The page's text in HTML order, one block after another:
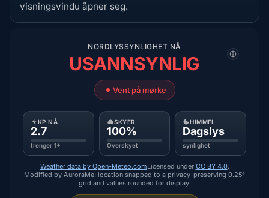
visningsvindu åpner seg.
NORDLYSSYNLIGHET NÅ
USANNSYNLIG
Vent på mørke
KP NÅ
2.7
trenger 1+
SKYER
100%
Overskyet
HIMMEL
Dagslys
synlighet
Weather data by Open-Meteo.comLicensed under CC BY 4.0.
Modified by AuroraMe: location snapped to a privacy-preserving 0.25°
grid and values rounded for display.